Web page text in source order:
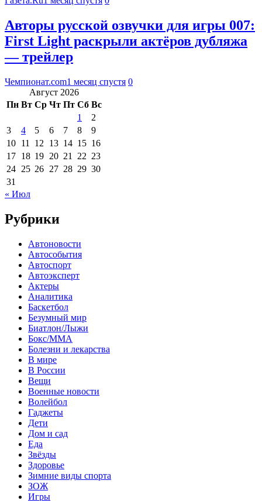
Авторы русской озвучки для игры 007:
First Light раскрыли актёров дубляжа
— трейлер
Чемпионат.com1 месяц спустя 0
Август 2026
Пн Вт Ср Чт Пт Сб Вс
1
2
3
4 5 6 7 8
9
10 11 12 13 14 15 16
17 18 19 20 21 22 23
24 25 26 27 28 29 30
31
« Июл
Рубрики
Автоновости
Автособытия
Автоспорт
Автоэксперт
Актеры
Аналитика
Баскетбол
Безумный мир
Биатлон/Лыжи
Бокс/MMA
Болезни и лекарства
В мире
В России
Вещи
Военные новости
Волейбол
Гаджеты
Дети
Дом и сад
Еда
Звёзды
Здоровье
Зимние виды спорта
ЗОЖ
Игры